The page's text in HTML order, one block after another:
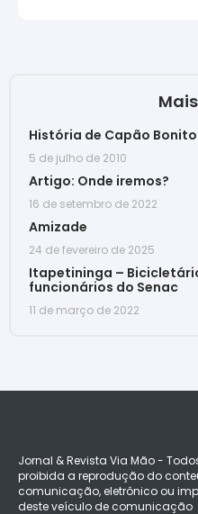
História de Capão Bonito
5 de julho de 2010
Artigo: Onde iremos?
16 de setembro de 2022
Amizade
24 de fevereiro de 2025
Itapetininga –
funcionários do Senac
11 de março de 2022
Jornal & Revista Via Mão -
proibida a reprodução do
comunicação, eletrônico ou
deste veículo de comunicação